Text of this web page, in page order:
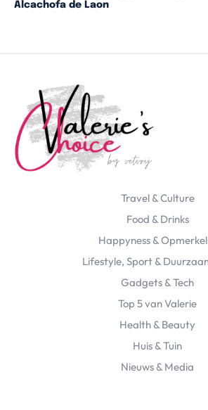
Alcachofa de Laon
Travel & Culture
Food & Drinks
Happyness &
Lifestyle, Sport &
Gadgets & Tech
Top 5 van Valerie
Health & Beauty
Huis & Tuin
Nieuws & Media